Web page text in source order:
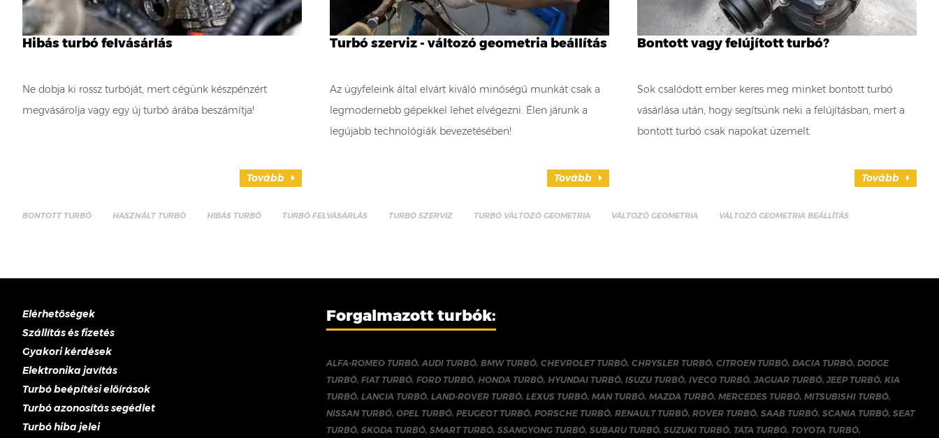
Hibás turbó felvásárlás
Ne dobja ki rossz turbóját, mert cégünk készpénzért
megvásárolja vagy egy új turbó árába beszámítja!
Tovább
Turbó szerviz - változó geometria beállítás
Az ügyfeleink által elvárt kiváló minőségű munkát csak a
legmodernebb gépekkel lehet elvégezni. Élen járunk a
legújabb technológiák bevezetésében!
Tovább
Bontott vagy felújított turbó?
Sok csalódott ember keres meg minket bontott turbó
vásárlása után, hogy segítsünk neki a felújításban, mert a
bontott turbó csak napokat üzemelt.
Tovább
BONTOTT TURBÓ HASZNÁLT TURBÓ HIBÁS TURBÓ TURBÓ FELVÁSÁRLÁS TURBÓ SZERVIZ TURBÓ VÁLTOZÓ GEOMETRIA VÁLTOZÓ GEOMETRIA VÁLTOZÓ GEOMETRIA BEÁLLÍTÁS
Elérhetőségek
Szállítás és fizetés
Gyakori kérdések
Elektronika javítás
Turbó beépítési előírások
Turbó azonosítás segédlet
Turbó hiba jelei
Forgalmazott turbók:
ALFA-ROMEO TURBÓ,AUDI TURBÓ, BMW TURBÓ, CHEVROLET TURBÓ, CHRYSLER TURBÓ, CITROEN TURBÓ, DACIA TURBÓ, DODGE
TURBÓ, FIAT TURBÓ, FORD TURBÓ, HONDA TURBÓ, HYUNDAI TURBÓ, ISUZU TURBÓ, IVECO TURBÓ, JAGUAR TURBÓ, JEEP TURBÓ, KIA
TURBÓ, LANCIA TURBÓ, LAND-ROVER TURBÓ, LEXUS TURBÓ, MAN TURBÓ, MAZDA TURBÓ, MERCEDES TURBÓ, MITSUBISHI TURBÓ,
NISSAN TURBÓ, OPEL TURBÓ, PEUGEOT TURBÓ, PORSCHE TURBÓ, RENAULT TURBÓ, ROVER TURBÓ, SAAB TURBÓ, SCANIA TURBÓ, SEAT
TURBÓ, SKODA TURBÓ, SMART TURBÓ, SSANGYONG TURBÓ, SUBARU TURBÓ, SUZUKI TURBÓ, TATA TURBÓ, TOYOTA TURBÓ,